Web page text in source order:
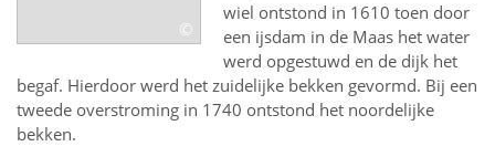
©
wiel ontstond in 1610 toen door
een ijsdam in de Maas het water
werd opgestuwd en de dijk het
begaf. Hierdoor werd het zuidelijke bekken gevormd. Bij een
tweede overstroming in 1740 ontstond het noordelijke
bekken.